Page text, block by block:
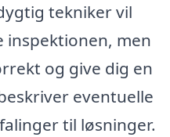
tekniker vil
inspektionen, men
og give dig en
eventuelle
til løsninger.